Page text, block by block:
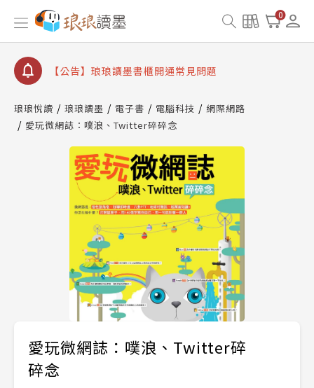
0
【公告】因 Readmoo 讀墨系統維護中，本站同步暫
停部分閱讀服務
【公告】琅琅讀墨數位閱讀資產合併與書櫃開通申請
【公告】琅琅讀墨書櫃開通常見問題
請圖文教學
【公告】琅琅書店服務升級重要說明及資產合併結果
查詢
【公告】因 Readmoo 讀墨系統維護中，本站同步暫
停部分閱讀服務
琅琅悅讀 琅琅讀墨 電子書 電腦科技
網際網路
愛玩微網誌：噗浪、Twitter碎碎念
愛玩微網誌：噗浪、Twitter碎
碎念